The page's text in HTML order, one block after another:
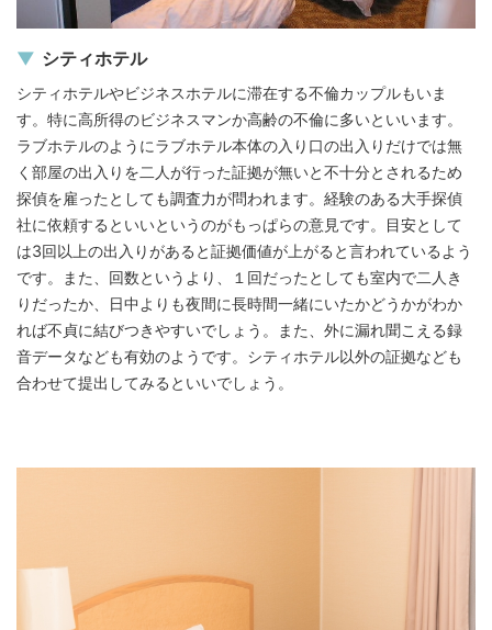
シティホテル
シティホテルやビジネスホテルに滞在する不倫カップルもいま
す。特に高所得のビジネスマンか高齢の不倫に多いといいます。
ラブホテルのようにラブホテル本体の入り口の出入りだけでは無
く部屋の出入りを二人が行った証拠が無いと不十分とされるため
探偵を雇ったとしても調査力が問われます。経験のある大手探偵
社に依頼するといいというのがもっぱらの意見です。目安として
は3回以上の出入りがあると証拠価値が上がると言われているよう
です。また、回数というより、１回だったとしても室内で二人き
りだったか、日中よりも夜間に長時間一緒にいたかどうかがわか
れば不貞に結びつきやすいでしょう。また、外に漏れ聞こえる録
音データなども有効のようです。シティホテル以外の証拠なども
合わせて提出してみるといいでしょう。